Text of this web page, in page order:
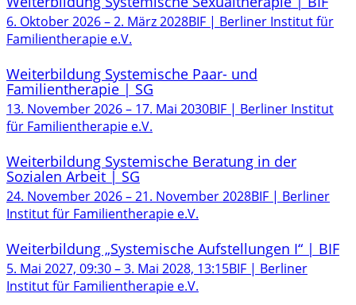
6. Oktober 2026–2. März 2028BIF | Berliner Institut für
Familientherapie e.V.
Weiterbildung Systemische Paar- und
Familientherapie | SG
13. November 2026– 17. Mai 2030BIF | Berliner Institut
für Familientherapie e.V.
Weiterbildung Systemische Beratung in der
Sozialen Arbeit | SG
24. November 2026–21. November 2028BIF | Berliner
Institut für Familientherapie e.V.
Weiterbildung „Systemische Aufstellungen I“ | BIF
5. Mai 2027, 09:30–3. Mai 2028, 13:15BIF | Berliner
Institut für Familientherapie e.V.